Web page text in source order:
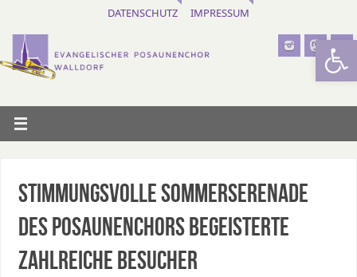
DATENSCHUTZ IMPRESSUM
Stimmungsvolle Sommerserenade
des Posaunenchors begeisterte
zahlreiche Besucher